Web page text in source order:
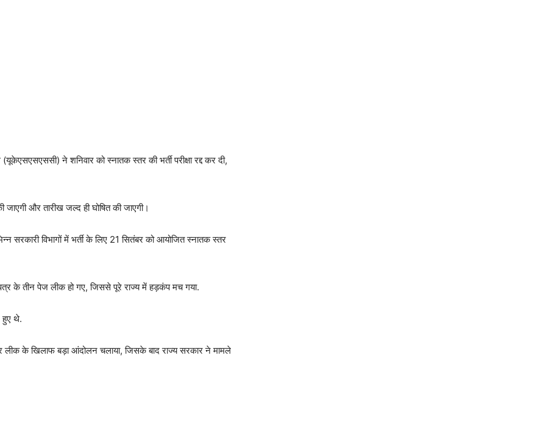
ने शनिवार को स्नातक स्तर की भर्ती परीक्षा रद्द कर दी,
जाएगी और तारीख जल्द ही घोषित की जाएगी।
सरकारी विभागों में भर्ती के लिए 21 सितंबर को आयोजित स्नातक स्तर
के तीन पेज लीक हो गए, जिससे पूरे राज्य में हड़कंप मच गया.
हुए थे.
लीक के खिलाफ बड़ा आंदोलन चलाया, जिसके बाद राज्य सरकार ने मामले